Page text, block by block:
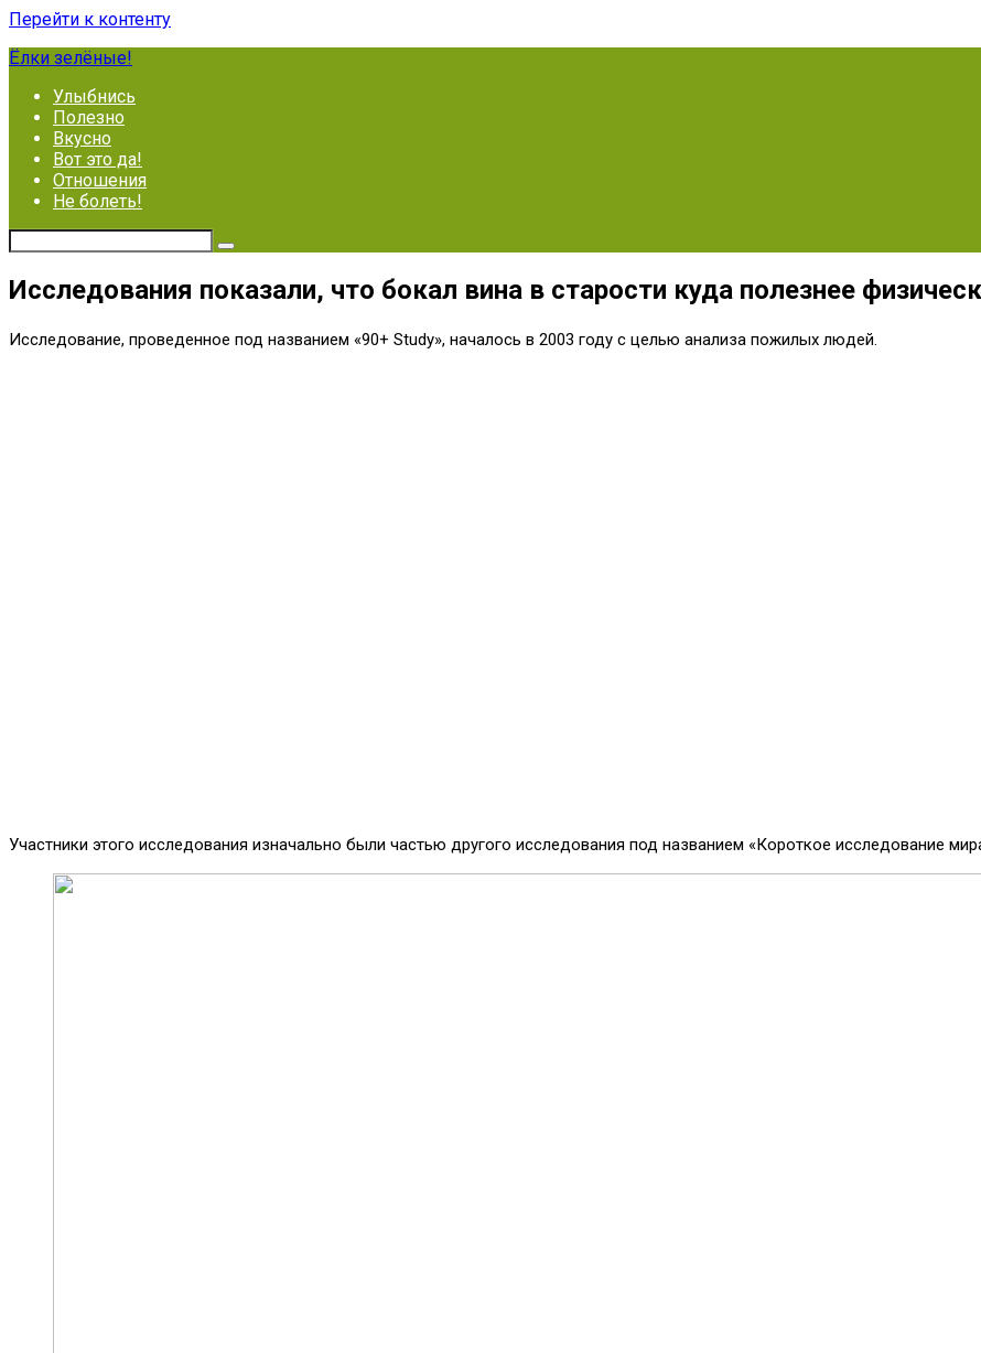
Перейти к контенту
Ёлки зелёные!
Улыбнись
Полезно
Вкусно
Вот это да!
Отношения
Не болеть!
Исследования показали, что бокал вина в старости куда полезнее
Исследование, проведенное под названием «90+ Study», началось в 2003 году с целью анализа пожилых людей.
Участники этого исследования изначально были частью другого исследования под названием «Короткое исследование